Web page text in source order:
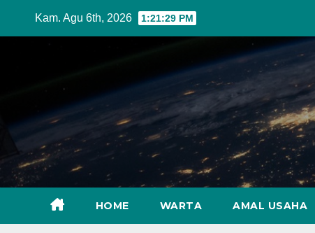
Kam. Agu 6th, 2026 1:21:31 PM
HOME WARTA AMAL USAHA